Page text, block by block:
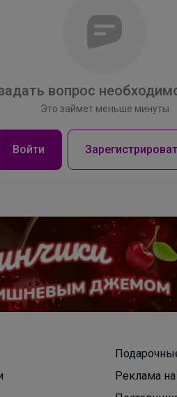
вопрос
Это займет меньше минуты
Войти
Реклама на
закрытием магазина
формы и обуви